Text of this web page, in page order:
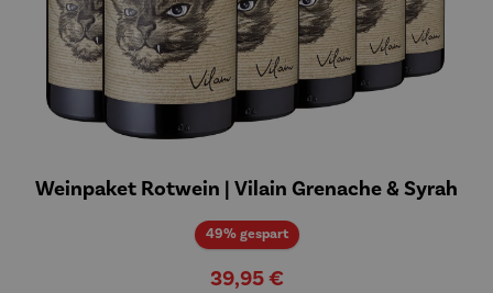
Weinpaket Rotwein | Vilain Grenache & Syrah
49% gespartRabatt
39,95 €